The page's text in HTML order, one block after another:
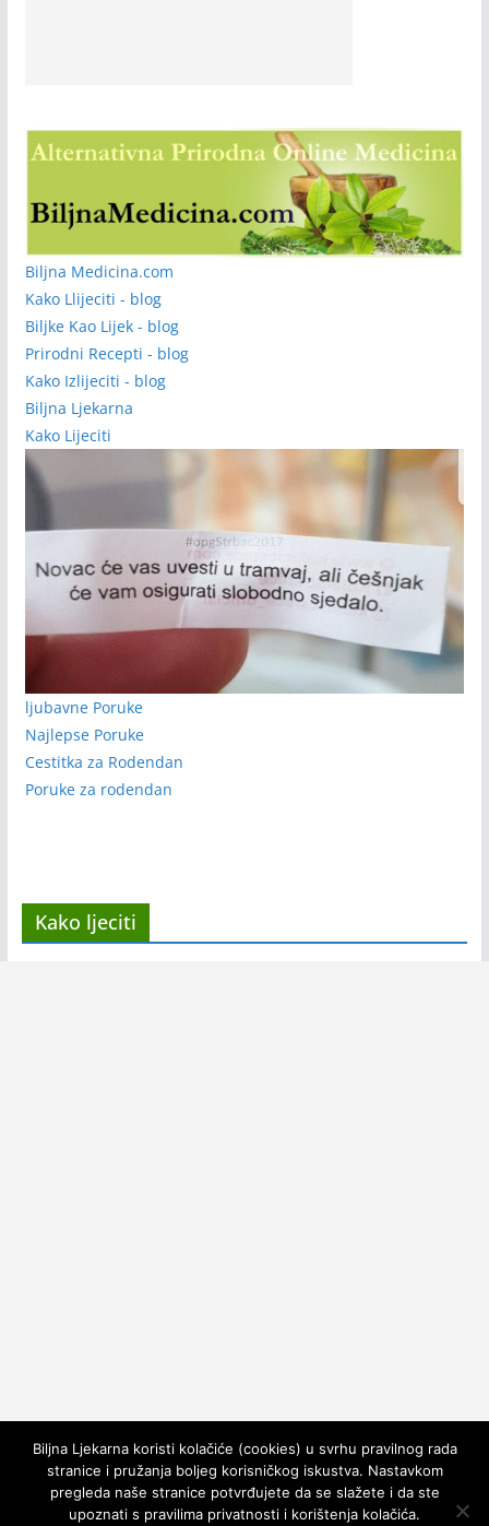
Biljna Medicina.com
Kako Llijeciti - blog
Biljke Kao Lijek - blog
Prirodni Recepti - blog
Kako Izlijeciti - blog
Biljna Ljekarna
Kako Lijeciti
ljubavne Poruke
Najlepse Poruke
Cestitka za Rodendan
Poruke za rodendan
Kako ljeciti
Copyright © 2026Biljna Ljekarna . All rights reserved.
Biljna Ljekarna koristi kolačiće (cookies) u svrhu pravilnog rada
stranice i pružanja boljeg korisničkog iskustva. Nastavkom
pregleda naše stranice potvrđujete da se slažete i da ste
upoznati s pravilima privatnosti i korištenja kolačića.